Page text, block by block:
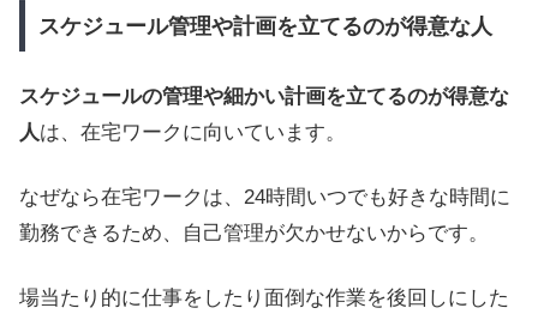
スケジュール管理や計画を立てるのが得意な人
スケジュールの管理や細かい計画を立てるのが得意な
人は、在宅ワークに向いています。
なぜなら在宅ワークは、24時間いつでも好きな時間に
勤務できるため、自己管理が欠かせないからです。
場当たり的に仕事をしたり面倒な作業を後回しにした